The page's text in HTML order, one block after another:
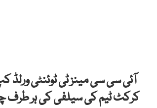
آئی سی سی مینز ٹی ٹوئنٹی
کرکٹ ٹیم کی سیلفی کی ہر